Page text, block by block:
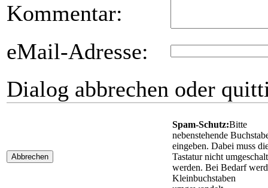
Kommentar:
eMail-Adresse:
Dialog abbrechen oder
Abbrechen
Spam-Schutz:Bitte
nebenstehende
eingeben. Dabei muss
Tastatur nicht
werden. Bei Bedarf
Kleinbuchstaben